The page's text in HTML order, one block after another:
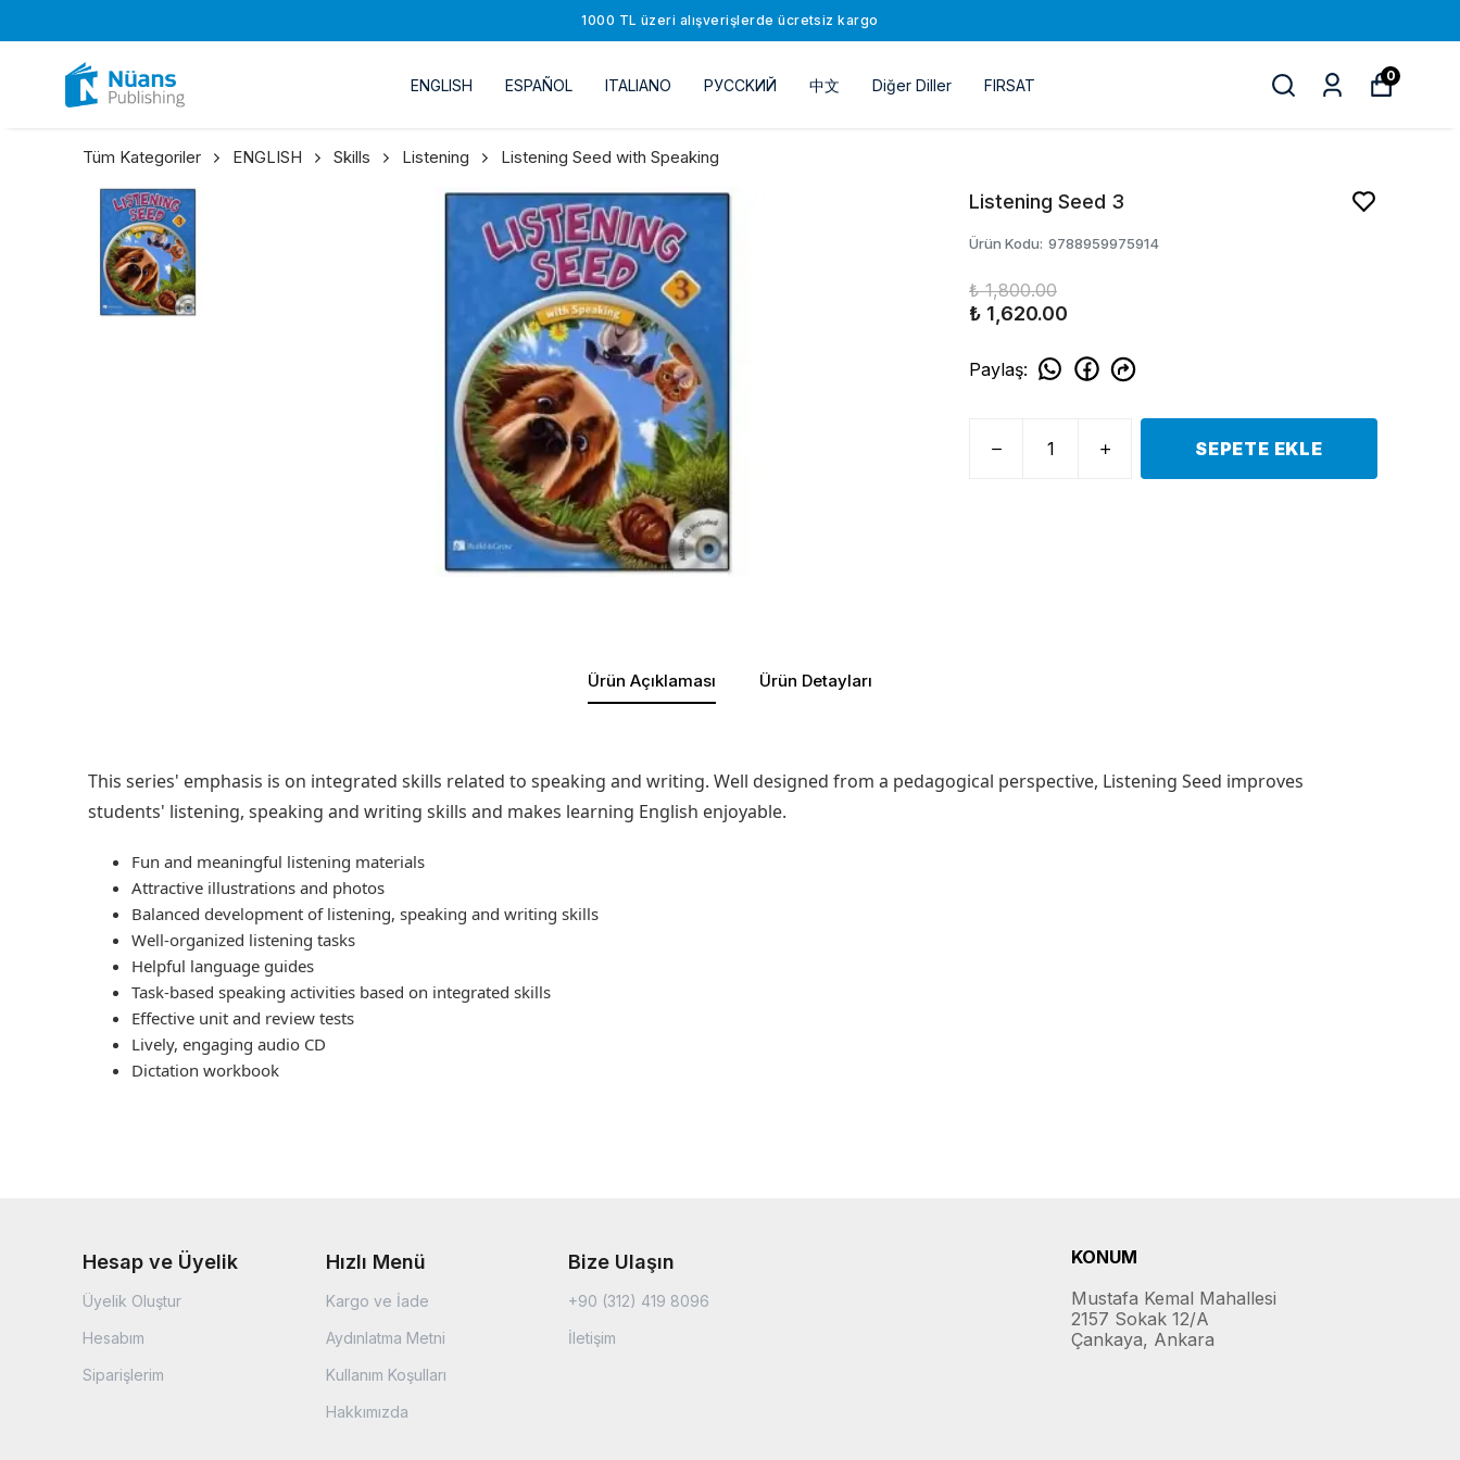
1000 TL üzeri alışverişlerde ücretsiz kargo
ENGLISH ESPAÑOL ITALIANO РУССKИЙ 中文 Diğer Diller FIRSAT
0
Tüm Kategoriler ENGLISH Skills Listening Listening Seed with Speaking
Listening Seed 3
Ürün Kodu: 9788959975914
₺ 1,800.00
₺ 1,620.00
Paylaş:
SEPETE EKLE
Ürün Açıklaması Ürün Detayları
This series' emphasis is on integrated skills related to speaking and writing. Well designed from a pedagogical perspective, Listening Seed improves
students' listening, speaking and writing skills and makes learning English enjoyable.
Fun and meaningful listening materials
Attractive illustrations and photos
Balanced development of listening, speaking and writing skills
Well-organized listening tasks
Helpful language guides
Task-based speaking activities based on integrated skills
Effective unit and review tests
Lively, engaging audio CD
Dictation workbook
Hesap ve Üyelik
Üyelik Oluştur
Hesabım
Siparişlerim
Hızlı Menü
Kargo ve İade
Aydınlatma Metni
Kullanım Koşulları
Hakkımızda
Bize Ulaşın
+90 (312) 419 8096
İletişim
KONUM
Mustafa Kemal Mahallesi
2157 Sokak 12/A
Çankaya, Ankara